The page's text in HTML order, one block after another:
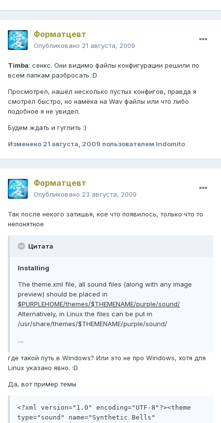
Форматцевт
Опубликовано 21 августа, 2009
Timba: сенкс. Они видимо файлы конфигурации решили по
всем папкам разбросать :D
Просмотрел, нашёл несколько пустых конфигов, правда я
смотрел быстро, но намёка на Wav файлы или что либо
подобное я не увидел.
Будем ждать и гуглить :)
Изменено 21 августа, 2009 пользователем Indomito
Форматцевт
Опубликовано 23 августа, 2009
Так после некого затишья, кое что появилось, только что то
непонятное
Цитата
Installing
The theme.xml file, all sound files (along with any image
preview) should be placed in
$PURPLEHOME/themes/$THEMENAME/purple/sound/
Alternatively, in Linux the files can be put in
/usr/share/themes/$THEMENAME/purple/sound/
....
где такой путь в Windows? Или это не про Windows, хотя для
Linux указано явно. :D
Да, вот пример темы
<?xml version="1.0" encoding="UTF-8"?><theme
type="sound" name="Synthetic Bells"